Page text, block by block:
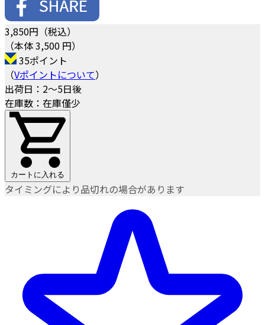
3,850円（税込）
（本体 3,500 円）
35ポイント
（Vポイントについて）
出荷日：2～5日後
在庫数：在庫僅少
カートに入れる
タイミングにより品切れの場合があります